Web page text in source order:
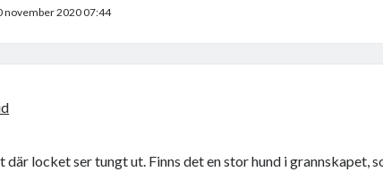
november 2020 07:44
där locket ser tungt ut. Finns det en stor hund i grannskapet,